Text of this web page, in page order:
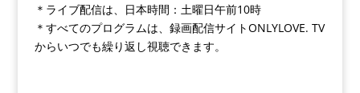
＊ライブ配信は、日本時間：土曜日午前10時
＊すべてのプログラムは、録画配信サイトONLYLOVE. TV
からいつでも繰り返し視聴できます。